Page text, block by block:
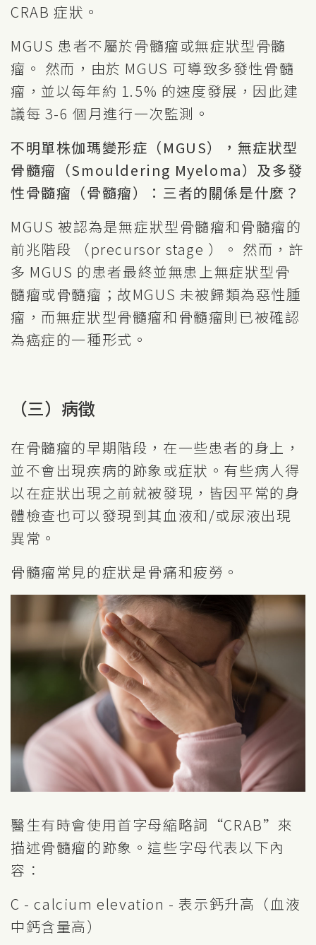
CRAB 症狀。
MGUS 患者不屬於骨髓瘤或無症狀型骨髓
瘤。 然而，由於 MGUS 可導致多發性骨髓
瘤，並以每年約 1.5% 的速度發展，因此建
議每 3-6 個月進行一次監測。
不明單株伽瑪變形症（MGUS），無症狀型
骨髓瘤（Smouldering Myeloma）及多發
性骨髓瘤（骨髓瘤）：三者的關係是什麼？
MGUS 被認為是無症狀型骨髓瘤和骨髓瘤的
前兆階段 （precursor stage ）。 然而，許
多 MGUS 的患者最終並無患上無症狀型骨
髓瘤或骨髓瘤；故MGUS 未被歸類為惡性腫
瘤，而無症狀型骨髓瘤和骨髓瘤則已被確認
為癌症的一種形式。
（三）病徵
在骨髓瘤的早期階段，在一些患者的身上，
並不會出現疾病的跡象或症狀。有些病人得
以在症狀出現之前就被發現，皆因平常的身
體檢查也可以發現到其血液和/或尿液出現
異常。
骨髓瘤常見的症狀是骨痛和疲勞。
醫生有時會使用首字母縮略詞“CRAB”來
描述骨髓瘤的跡象。這些字母代表以下內
容：
C - calcium elevation - 表示鈣升高（血液
中鈣含量高）